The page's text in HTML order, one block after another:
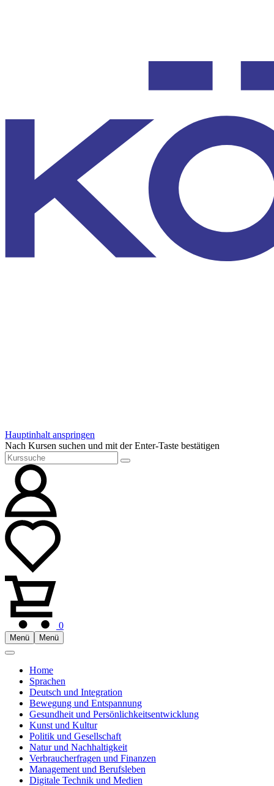
Hauptinhalt anspringen
Nach Kursen suchen und mit der Enter-Taste bestätigen
0
Menü Menü
Home
Sprachen
Deutsch und Integration
Bewegung und Entspannung
Gesundheit und Persönlichkeitsentwicklung
Kunst und Kultur
Politik und Gesellschaft
Natur und Nachhaltigkeit
Verbraucherfragen und Finanzen
Management und Berufsleben
Digitale Technik und Medien